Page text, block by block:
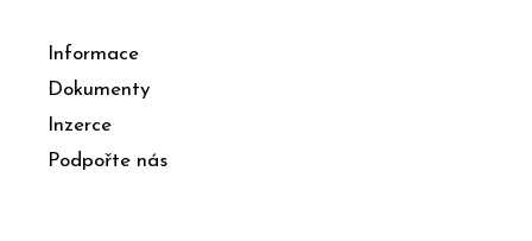
Informace
Dokumenty
Inzerce
Podpořte nás